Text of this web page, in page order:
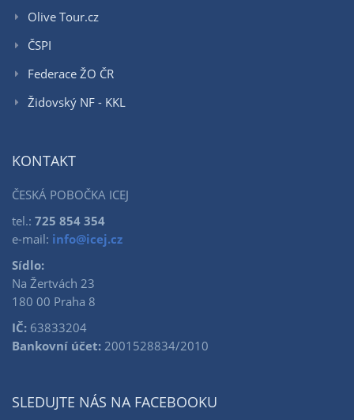
Olive Tour.cz
ČSPI
Federace ŽO ČR
Židovský NF - KKL
KONTAKT
ČESKÁ POBOČKA ICEJ
tel.: 725 854 354
e-mail: info@icej.cz
Sídlo:
Na Žertvách 23
180 00 Praha 8
IČ: 63833204
Bankovní účet: 2001528834/2010
SLEDUJTE NÁS NA FACEBOOKU